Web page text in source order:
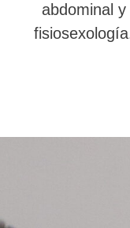
abdominal y